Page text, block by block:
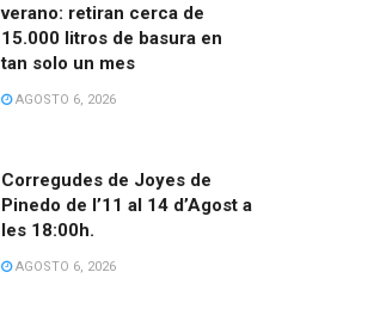
verano: retiran cerca de
15.000 litros de basura en
tan solo un mes
AGOSTO 6, 2026
Corregudes de Joyes de
Pinedo de l’11 al 14 d’Agost a
les 18:00h.
AGOSTO 6, 2026